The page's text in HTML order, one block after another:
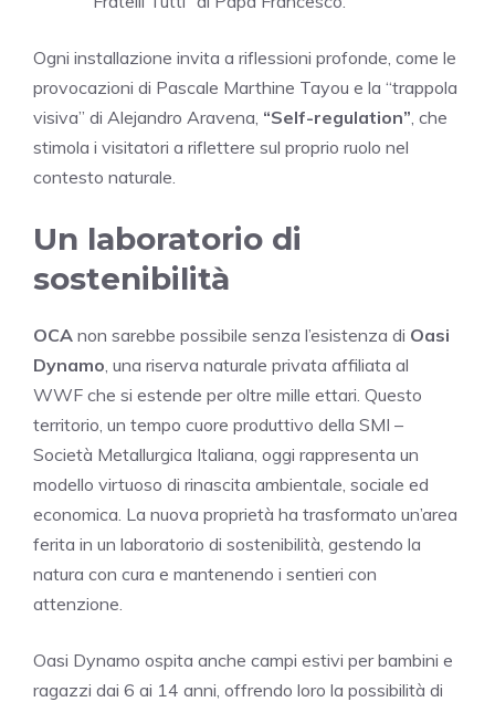
Ogni installazione invita a riflessioni profonde, come le
provocazioni di Pascale Marthine Tayou e la “trappola
visiva” di Alejandro Aravena, “Self-regulation” , che
stimola i visitatori a riflettere sul proprio ruolo nel
contesto naturale.
Un laboratorio di
sostenibilità
OCA non sarebbe possibile senza l’esistenza di Oasi
Dynamo , una riserva naturale privata affiliata al
WWF che si estende per oltre mille ettari. Questo
territorio, un tempo cuore produttivo della SMI –
Società Metallurgica Italiana, oggi rappresenta un
modello virtuoso di rinascita ambientale, sociale ed
economica. La nuova proprietà ha trasformato un’area
ferita in un laboratorio di sostenibilità, gestendo la
natura con cura e mantenendo i sentieri con
attenzione.
Oasi Dynamo ospita anche campi estivi per bambini e
ragazzi dai 6 ai 14 anni, offrendo loro la possibilità di